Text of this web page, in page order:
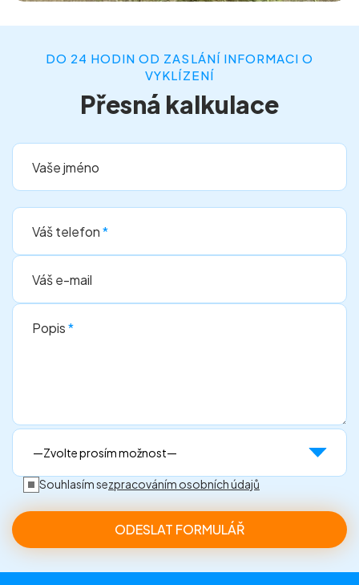
DO 24 HODIN OD ZASLÁNÍ INFORMACI O
VYKLÍZENÍ
Přesná kalkulace
Vaše jméno
Váš telefon*
Váš e-mail
Popis*
Souhlasím sezpracováním osobních údajů